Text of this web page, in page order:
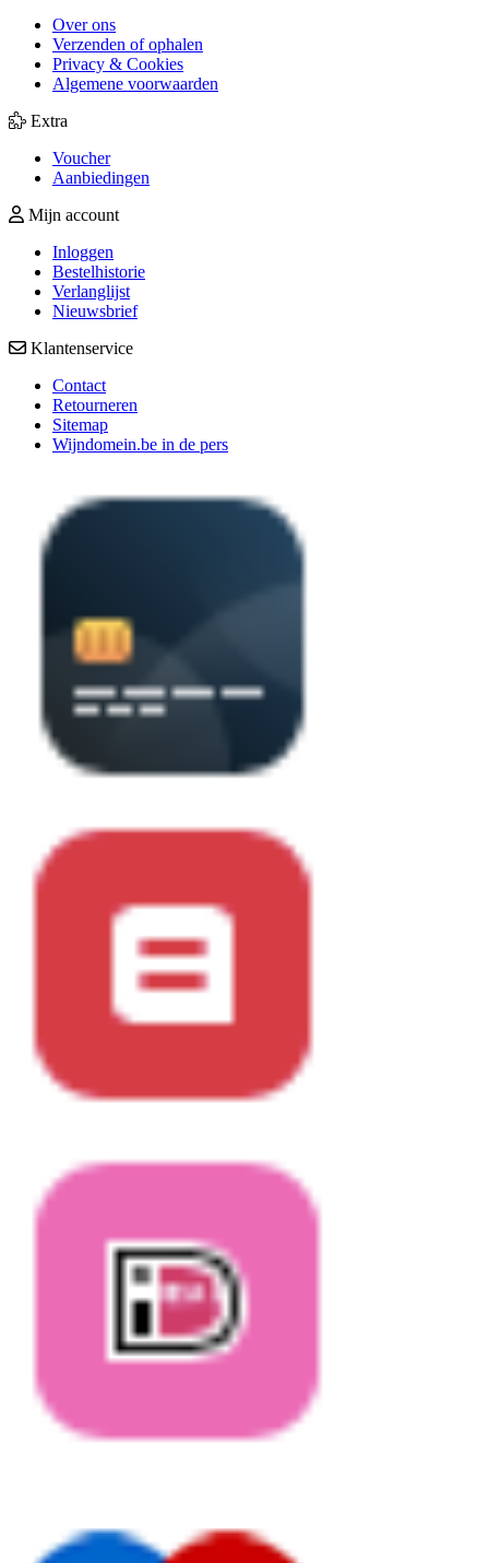
Over ons
Verzenden of ophalen
Privacy & Cookies
Algemene voorwaarden
Extra
Voucher
Aanbiedingen
Mijn account
Inloggen
Bestelhistorie
Verlanglijst
Nieuwsbrief
Klantenservice
Contact
Retourneren
Sitemap
Wijndomein.be in de pers